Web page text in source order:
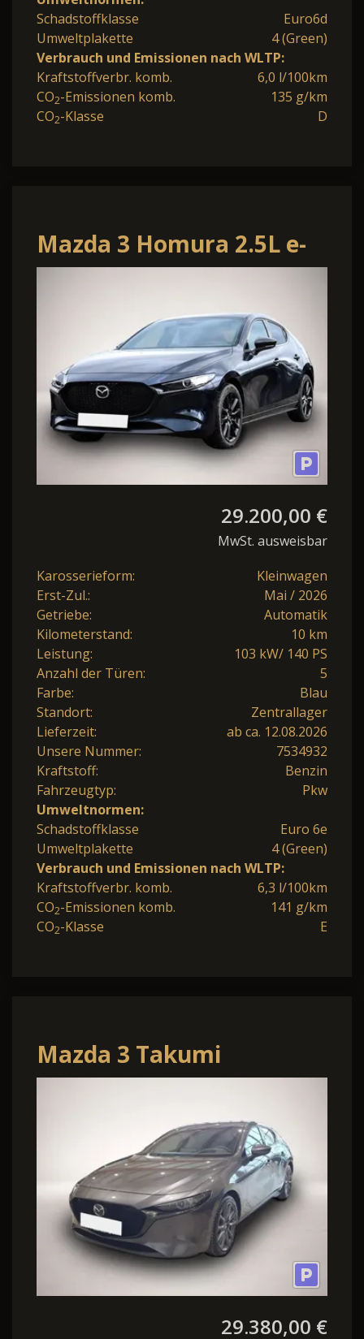
Schadstoffklasse
Euro6d
Umweltplakette
4 (Green)
Verbrauch und Emissionen nach WLTP:
Kraftstoffverbr. komb.
6,0 l/100km
CO2-Emissionen komb.
135 g/km
CO2-Klasse D
Mazda 3 Homura 2.5L e-
SKYACTIV G 140ps 6AT
29.200,00 €
MwSt. ausweisbar
Karosserieform:
Kleinwagen
Erst-Zul.:
Mai / 2026
Getriebe:
Automatik
Kilometerstand:
10 km
Leistung:
103 kW/ 140 PS
Anzahl der Türen:
5
Farbe:
Blau
Standort:
Zentrallager
Lieferzeit:
ab ca. 12.08.2026
Unsere Nummer:
7534932
Kraftstoff:
Benzin
Fahrzeugtyp:
Pkw
Umweltnormen:
Schadstoffklasse
Euro 6e
Umweltplakette
4 (Green)
Verbrauch und Emissionen nach WLTP:
Kraftstoffverbr. komb.
6,3 l/100km
CO2-Emissionen komb.
141 g/km
CO2-Klasse E
Mazda 3 Takumi
Bluetooth Head Up
Display Navi LED Klim
29.380,00 €